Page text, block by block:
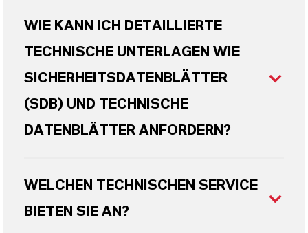
WIE KANN ICH DETAILLIERTE
TECHNISCHE UNTERLAGEN WIE
SICHERHEITSDATENBLÄTTER
(SDB) UND TECHNISCHE
DATENBLÄTTER ANFORDERN?
WELCHEN TECHNISCHEN SERVICE
BIETEN SIE AN?